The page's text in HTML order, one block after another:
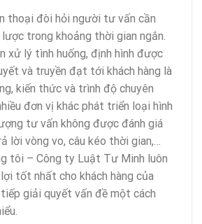
thoại đòi hỏi người tư vấn cần
trong khoảng thời gian ngắn.
xử lý tình huống, định hình được
và truyền đạt tới khách hàng là
kiến thức và trình độ chuyên
đơn vị khác phát triển loại hình
tư vấn không được đánh giá
lời vòng vo, câu kéo thời gian,…
tôi – Công ty Luật Tư Minh luôn
tốt nhất cho khách hàng của
giải quyết vấn đề một cách